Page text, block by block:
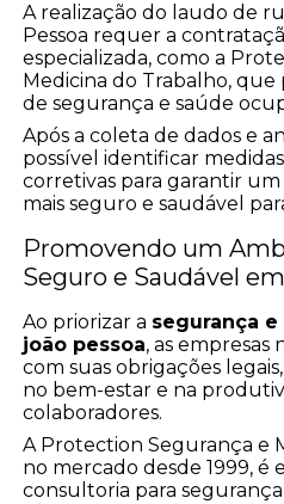
A realização do laudo de
Pessoa requer a
especializada, como a
Medicina do Trabalho, que
de segurança e saúde
Após a coleta de dados e
possível identificar
corretivas para garantir
mais seguro e saudável
Promovendo um
Seguro e Saudável
Ao priorizar a segurança
joão pessoa, as empresas
com suas obrigações
no bem-estar e na
colaboradores.
A Protection Segurança e
no mercado desde 1999, é
consultoria para